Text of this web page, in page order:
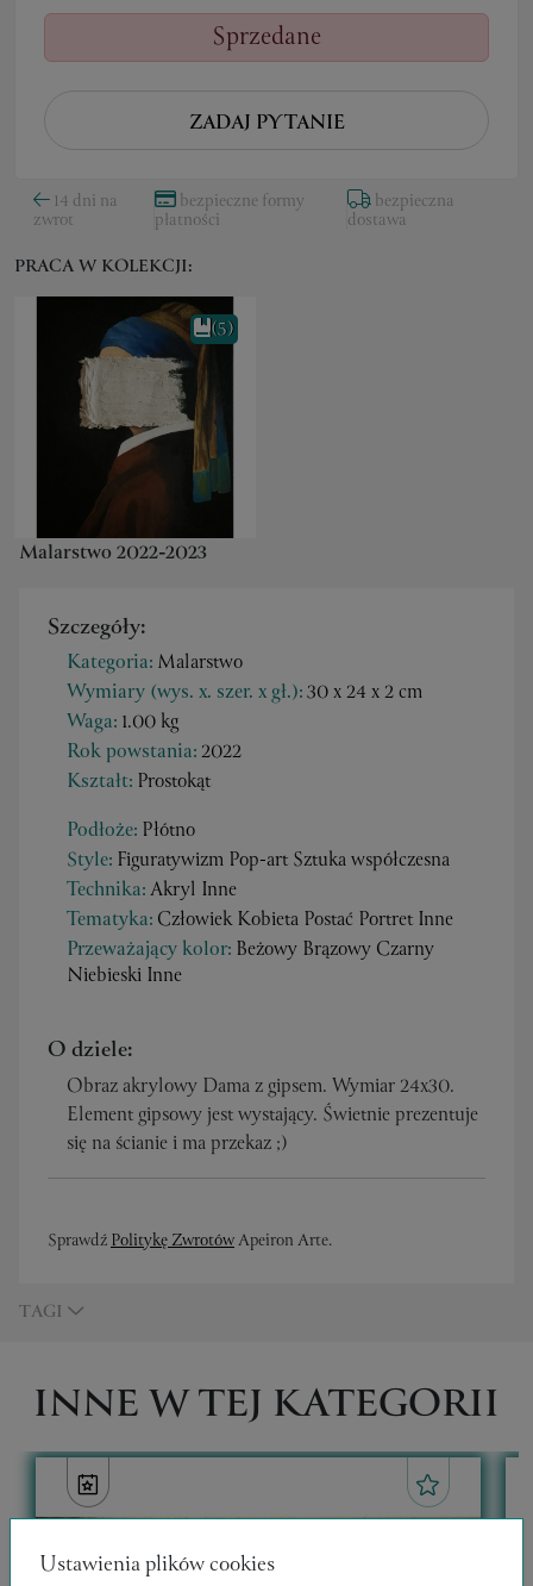
Sprzedane
ZADAJ PYTANIE
14 dni na
zwrot
bezpieczne formy
płatności
bezpieczna
dostawa
PRACA W KOLEKCJI:
Malarstwo 2022-2023
(5)
Szczegóły:
Kategoria: Malarstwo
Wymiary (wys. x. szer. x gł.):30 x 24 x 2 cm
Waga: 1.00 kg
Rok powstania:2022
Kształt: Prostokąt
Podłoże: Płótno
Style: Figuratywizm Pop-art Sztuka współczesna
Technika:Akryl Inne
Tematyka: Człowiek Kobieta Postać Portret Inne
Przeważający kolor: Beżowy Brązowy Czarny
Niebieski Inne
O dziele:
Obraz akrylowy Dama z gipsem. Wymiar 24x30.
Element gipsowy jest wystający. Świetnie prezentuje
się na ścianie i ma przekaz ;)
SprawdźPolitykę ZwrotówApeiron Arte.
TAGI
INNE W TEJ KATEGORII
Ustawienia plików cookies